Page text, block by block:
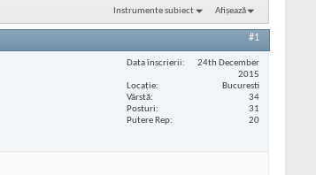
Instrumente subiect Afișează
#1
Data înscrierii
24th December
2015
Locaţie
Bucuresti
Vârstă
34
Posturi
31
Putere Rep
20